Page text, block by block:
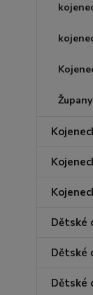
Župany
Dětské
Dětské
Dětské